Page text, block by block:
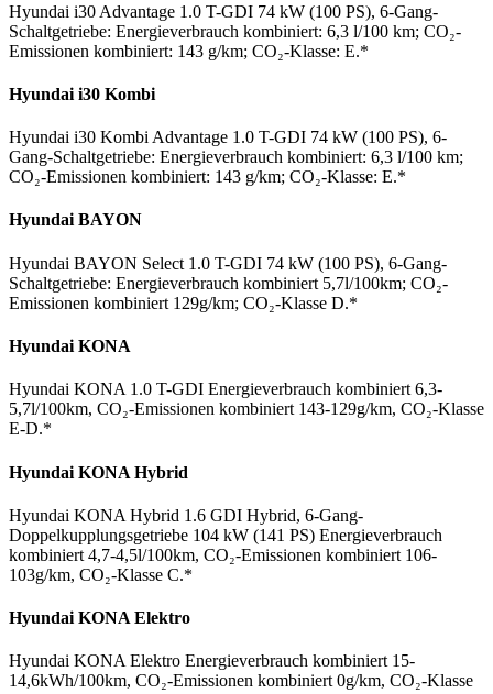
Hyundai i30 Advantage 1.0 T-GDI 74 kW (100 PS), 6-Gang-
Schaltgetriebe: Energieverbrauch kombiniert: 6,3 l/100 km; CO₂-
Emissionen kombiniert: 143 g/km; CO₂-Klasse: E.*
Hyundai i30 Kombi
Hyundai i30 Kombi Advantage 1.0 T-GDI 74 kW (100 PS), 6-
Gang-Schaltgetriebe: Energieverbrauch kombiniert: 6,3 l/100 km;
CO₂-Emissionen kombiniert: 143 g/km; CO₂-Klasse: E.*
Hyundai BAYON
Hyundai BAYON Select 1.0 T-GDI 74 kW (100 PS), 6-Gang-
Schaltgetriebe: Energieverbrauch kombiniert 5,7l/100km; CO₂-
Emissionen kombiniert 129g/km; CO₂-Klasse D.*
Hyundai KONA
Hyundai KONA 1.0 T-GDI Energieverbrauch kombiniert 6,3-
5,7l/100km, CO₂-Emissionen kombiniert 143-129g/km, CO₂-Klasse
E-D.*
Hyundai KONA Hybrid
Hyundai KONA Hybrid 1.6 GDI Hybrid, 6-Gang-
Doppelkupplungsgetriebe 104 kW (141 PS) Energieverbrauch
kombiniert 4,7-4,5l/100km, CO₂-Emissionen kombiniert 106-
103g/km, CO₂-Klasse C.*
Hyundai KONA Elektro
Hyundai KONA Elektro Energieverbrauch kombiniert 15-
14,6kWh/100km, CO₂-Emissionen kombiniert 0g/km, CO₂-Klasse